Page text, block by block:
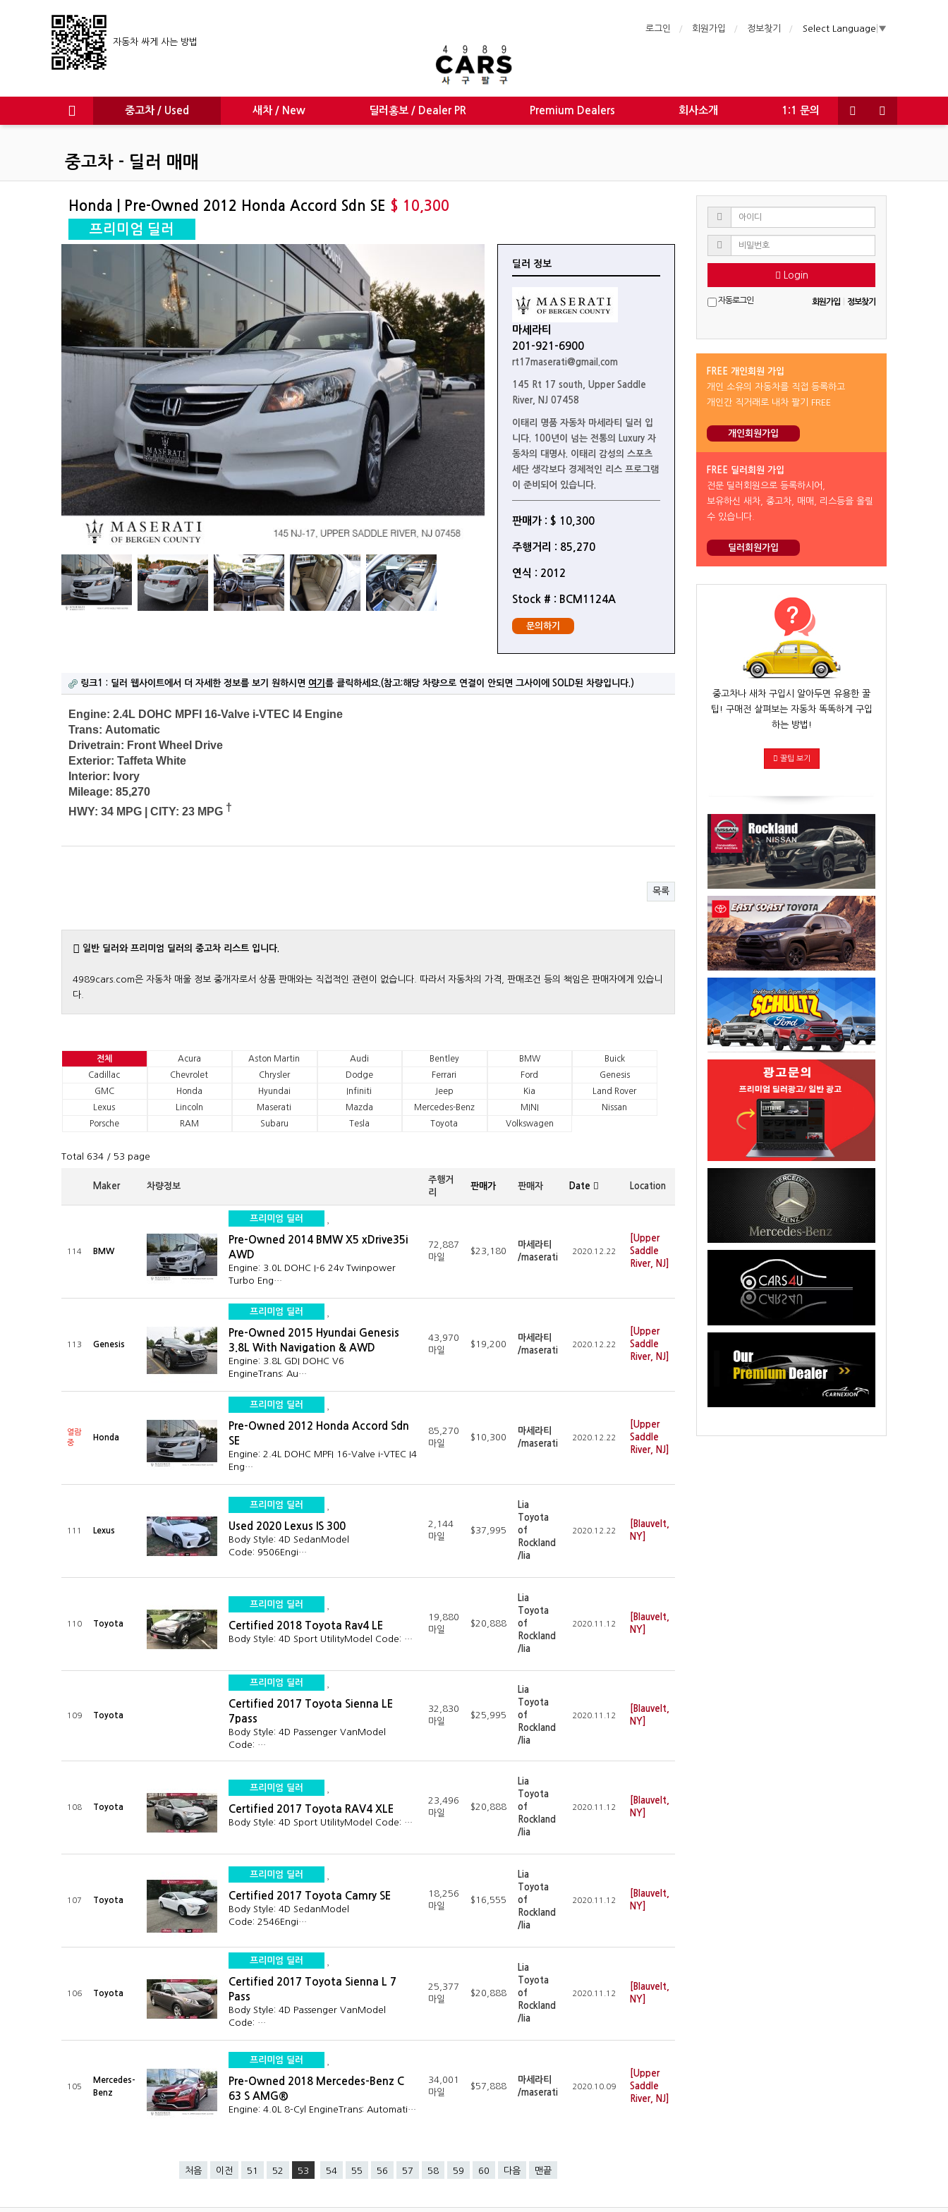
자동차 싸게 사는 방법
로그인 회원가입 정보찾기 Select Language ▼
중고차 / Used 새차 / New 딜러홍보 / Dealer PR Premium Dealers 회사소개 1:1 문의
중고차 - 딜러 매매
Honda | Pre-Owned 2012 Honda Accord Sdn SE $ 10,300
프리미엄 딜러
딜러 정보
마세라티
201-921-6900
rt17maserati@gmail.com
145 Rt 17 south, Upper Saddle
River, NJ 07458
이태리 명품 자동차 마세라티 딜러 입
니다. 100년이 넘는 전통의 Luxury 자
동차의 대명사. 이태리 감성의 스포츠
세단 생각보다 경제적인 리스 프로그램
이 준비되어 있습니다.
판매가 : $ 10,300
주행거리 : 85,270
연식 : 2012
Stock # : BCM1124A
문의하기
링크1 : 딜러 웹사이트에서 더 자세한 정보를 보기 원하시면 여기 를 클릭하세요.(참고:해당 차량으로 연결이 안되면 그사이에 SOLD된 차량입니다.)
Engine: 2.4L DOHC MPFI 16-Valve i-VTEC I4 Engine
Trans: Automatic
Drivetrain: Front Wheel Drive
Exterior: Taffeta White
Interior: Ivory
Mileage: 85,270
HWY: 34 MPG CITY: 23 MPG †
목록
일반 딜러와 프리미엄 딜러의 중고차 리스트 입니다.
4989cars.com은 자동차 매울 정보 중개자로서 상품 판매와는 직접적인 관련이 없습니다. 따라서 자동차의 가격, 판매조건 등의 책임은 판매자에게 있습니
다.
전체 Acura Aston Martin Audi Bentley BMW
Buick
Cadillac
Chevrolet Chrysler Dodge Ferrari Ford
Genesis
GMC
Honda Hyundai Infiniti Jeep Kia
Land Rover
Lexus
Lincoln Maserati Mazda Mercedes-Benz MINI
Nissan
Porsche
RAM Subaru Tesla Toyota Volkswagen
Total 634 / 53 page
Maker 차량정보
주행거
리
판매가 판매자 Date Location
114 BMW
프리미엄 딜러
Pre-Owned 2014 BMW X5 xDrive35i
AWD
Engine: 3.0L DOHC I-6 24v Twinpower
Turbo Eng…
72,887
마일
$23,180
마세라티
/maserati
2020.12.22
[Upper
Saddle
River, NJ]
113 Genesis
프리미엄 딜러
Pre-Owned 2015 Hyundai Genesis
3.8L With Navigation & AWD
Engine: 3.8L GDI DOHC V6
EngineTrans: Au…
43,970
마일
$19,200
마세라티
/maserati
2020.12.22
[Upper
Saddle
River, NJ]
열람
중
Honda
프리미엄 딜러
Pre-Owned 2012 Honda Accord Sdn
SE
Engine: 2.4L DOHC MPFI 16-Valve i-VTEC I4
Eng…
85,270
마일
$10,300
마세라티
/maserati
2020.12.22
[Upper
Saddle
River, NJ]
111 Lexus
프리미엄 딜러
Used 2020 Lexus IS 300
Body Style: 4D SedanModel
Code: 9506Engi…
2,144
마일
$37,995
Lia
Toyota
of
Rockland
/lia
2020.12.22
[Blauvelt,
NY]
110 Toyota
프리미엄 딜러
Certified 2018 Toyota Rav4 LE
Body Style: 4D Sport UtilityModel Code: …
19,880
마일
$20,888
Lia
Toyota
of
Rockland
/lia
2020.11.12
[Blauvelt,
NY]
109 Toyota
프리미엄 딜러
Certified 2017 Toyota Sienna LE
7pass
Body Style: 4D Passenger VanModel
Code: …
32,830
마일
$25,995
Lia
Toyota
of
Rockland
/lia
2020.11.12
[Blauvelt,
NY]
108 Toyota
프리미엄 딜러
Certified 2017 Toyota RAV4 XLE
Body Style: 4D Sport UtilityModel Code: …
23,496
마일
$20,888
Lia
Toyota
of
Rockland
/lia
2020.11.12
[Blauvelt,
NY]
107 Toyota
프리미엄 딜러
Certified 2017 Toyota Camry SE
Body Style: 4D SedanModel
Code: 2546Engi…
18,256
마일
$16,555
Lia
Toyota
of
Rockland
/lia
2020.11.12
[Blauvelt,
NY]
106 Toyota
프리미엄 딜러
Certified 2017 Toyota Sienna L 7
Pass
Body Style: 4D Passenger VanModel
Code: …
25,377
마일
$20,888
Lia
Toyota
of
Rockland
/lia
2020.11.12
[Blauvelt,
NY]
105
Mercedes-
Benz
프리미엄 딜러
Pre-Owned 2018 Mercedes-Benz C
63 S AMG®
Engine: 4.0L 8-Cyl EngineTrans: Automati…
34,001
마일
$57,888
마세라티
/maserati
2020.10.09
[Upper
Saddle
River, NJ]
처음 이전 51 52 53 54 55 56 57 58 59 60 다음 맨끝
Login
자동로그인 회원가입 정보찾기
FREE 개인회원 가입
개인 소유의 자동차를 직접 등록하고
개인간 직거래로 내차 팔기 FREE
개인회원가입
FREE 딜러회원 가입
전문 딜러회원으로 등록하시어,
보유하신 새차, 중고차, 매매, 리스등을 올릴
수 있습니다.
딜러회원가입
중고차나 새차 구입시 알아두면 유용한 꿀
팁! 구매전 살펴보는 자동차 똑똑하게 구입
하는 방법!
꿀팁 보기